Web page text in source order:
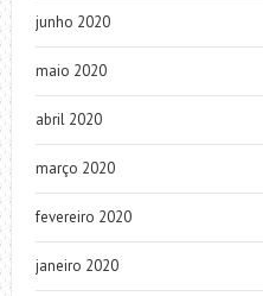
junho 2020
maio 2020
abril 2020
março 2020
fevereiro 2020
janeiro 2020